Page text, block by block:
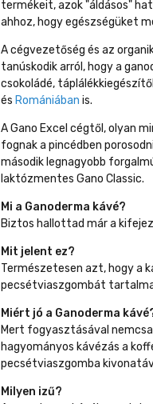
termékeit, azok "áldásos"
ahhoz, hogy egészségüket
A cégvezetőség és az
tanúskodik arról, hogy a
csokoládé,
és Romániában is.
A Gano Excel cégtől, olyan
fognak a pincédben
második legnagyobb
laktózmentes Gano Classic.
Mi a Ganoderma kávé?
Biztos hallottad már a
Mit jelent ez?
Természetesen azt, hogy a
pecsétviaszgombát
Miért jó a Ganoderma
Mert fogyasztásával
hagyományos kávézás a
pecsétviaszgomba
Milyen izű?